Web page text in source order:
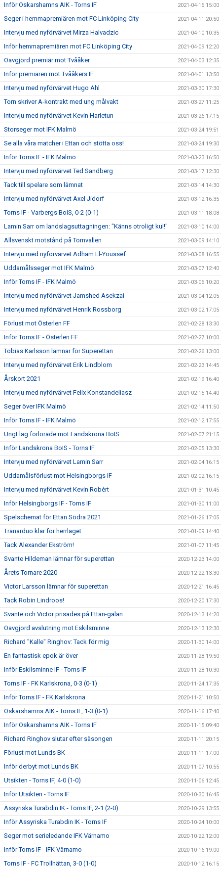
Inför Oskarshamns AIK - Torns IF 2021-04-16 15:00
Seger i hemmapremiären mot FC Linköping City 2021-04-11 20:50
Intervju med nyförvärvet Mirza Halvadzic 2021-04-10 10:35
Inför hemmapremiären mot FC Linköping City 2021-04-09 12:20
Oavgjord premiär mot Tvååker 2021-04-03 12:35
Inför premiären mot Tvååkers IF 2021-04-01 13:50
Intervju med nyförvärvet Hugo Ahl 2021-03-30 17:30
Torn skriver A-kontrakt med ung målvakt 2021-03-27 11:25
Intervju med nyförvärvet Kevin Harletun 2021-03-26 17:15
Storseger mot IFK Malmö 2021-03-24 19:51
Se alla våra matcher i Ettan och stötta oss! 2021-03-24 19:30
Inför Torns IF - IFK Malmö 2021-03-23 16:50
Intervju med nyförvärvet Ted Sandberg 2021-03-17 12:30
Tack till spelare som lämnat 2021-03-14 14:30
Intervju med nyförvärvet Axel Jidorf 2021-03-12 16:35
Torns IF - Varbergs BoIS, 0-2 (0-1) 2021-03-11 18:08
Lamin Sarr om landslagsuttagningen: "Känns otroligt kul!" 2021-03-10 14:00
Allsvenskt motstånd på Tornvallen 2021-03-09 14:10
Intervju med nyförvärvet Adham El-Youssef 2021-03-08 16:55
Uddamålsseger mot IFK Malmö 2021-03-07 12:40
Inför Torns IF - IFK Malmö 2021-03-06 10:20
Intervju med nyförvärvet Jamshed Asekzai 2021-03-04 12:05
Intervju med nyförvärvet Henrik Rossborg 2021-03-02 17:05
Förlust mot Österlen FF 2021-02-28 13:30
Inför Torns IF - Österlen FF 2021-02-27 10:00
Tobias Karlsson lämnar för Superettan 2021-02-26 13:00
Intervju med nyförvärvet Erik Lindblom 2021-02-23 14:45
Årskort 2021 2021-02-19 16:40
Intervju med nyförvärvet Felix Konstandeliasz 2021-02-15 14:40
Seger över IFK Malmö 2021-02-14 11:50
Inför Torns IF - IFK Malmö 2021-02-12 17:55
Ungt lag förlorade mot Landskrona BoIS 2021-02-07 21:15
Inför Landskrona BoIS - Torns IF 2021-02-05 13:30
Intervju med nyförvärvet Lamin Sarr 2021-02-04 16:15
Uddamålsförlust mot Helsingborgs IF 2021-02-02 16:15
Intervju med nyförvärvet Kevin Robèrt 2021-01-31 10:45
Inför Helsingborgs IF - Torns IF 2021-01-30 11:00
Spelschemat för Ettan Södra 2021 2021-01-26 17:05
Tränarduo klar för herrlaget 2021-01-09 14:40
Tack Alexander Ekström! 2021-01-07 11:45
Svante Hildeman lämnar för superettan 2020-12-23 14:00
Årets Tornare 2020 2020-12-22 13:30
Victor Larsson lämnar för superettan 2020-12-21 16:45
Tack Robin Lindroos! 2020-12-20 17:30
Svante och Victor prisades på Ettan-galan 2020-12-13 14:20
Oavgjord avslutning mot Eskilsminne 2020-12-13 12:30
Richard "Kalle" Ringhov: Tack för mig 2020-11-30 14:00
En fantastisk epok är över 2020-11-28 19:50
Inför Eskilsminne IF - Torns IF 2020-11-28 10:30
Torns IF - FK Karlskrona, 0-3 (0-1) 2020-11-24 17:35
Inför Torns IF - FK Karlskrona 2020-11-21 10:50
Oskarshamns AIK - Torns IF, 1-3 (0-1) 2020-11-16 17:40
Inför Oskarshamns AIK - Torns IF 2020-11-15 09:40
Richard Ringhov slutar efter säsongen 2020-11-11 20:15
Förlust mot Lunds BK 2020-11-11 17:00
Inför derbyt mot Lunds BK 2020-11-07 10:55
Utsikten - Torns IF, 4-0 (1-0) 2020-11-06 12:45
Inför Utsikten - Torns IF 2020-10-30 16:45
Assyriska Turabdin IK - Torns IF, 2-1 (2-0) 2020-10-29 13:55
Inför Assyriska Turabdin IK - Torns IF 2020-10-24 10:00
Seger mot serieledande IFK Värnamo 2020-10-22 12:00
Inför Torns IF - IFK Värnamo 2020-10-16 19:00
Torns IF - FC Trollhättan, 3-0 (1-0) 2020-10-12 16:15